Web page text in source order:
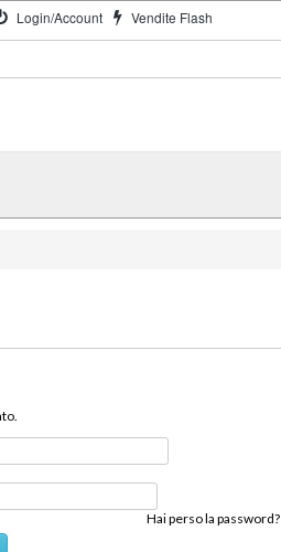
Login/Account Vendite Flash
Hai perso la password?